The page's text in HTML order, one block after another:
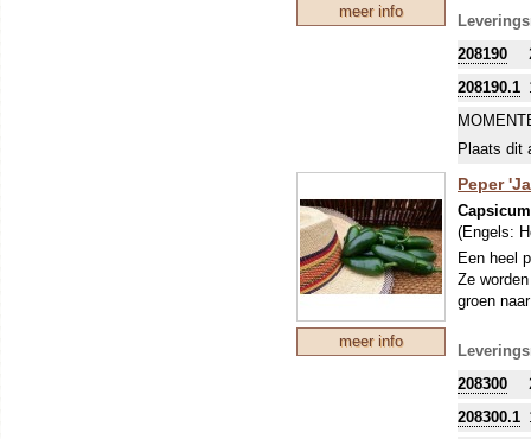
meer info
208190
208190.1
Plaats dit
meer info
Peper
(Engels:
Een heel
Ze
groen
208300
208300.1